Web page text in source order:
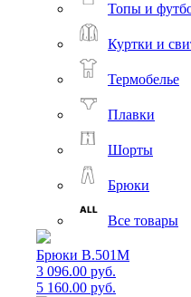
Топы и
Куртки и
Термобелье
Плавки
Шорты
Брюки
Все товары
Брюки B.501M
3 096.00 руб.
5 160.00 руб.